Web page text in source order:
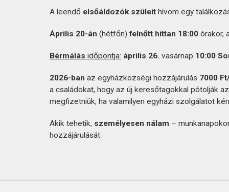
A leendő elsőáldozók szüleit hívom egy
Április 20-án (hétfőn)felnőtt hittan 18:00 órakor,
Bérmálás időpontja: április 26. vasárnap 10:00
2026-ban az egyházközségi hozzájárulás 7000
a családokat, hogy az új keresőtagokkal pótolják
megfizetniük, ha valamilyen egyházi szolgálatot
Akik tehetik, személyesen nálam –
hozzájárulását